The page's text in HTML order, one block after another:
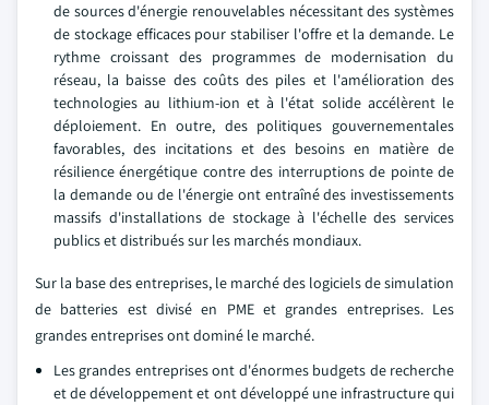
de sources d'énergie renouvelables nécessitant des systèmes
de stockage efficaces pour stabiliser l'offre et la demande. Le
rythme croissant des programmes de modernisation du
réseau, la baisse des coûts des piles et l'amélioration des
technologies au lithium-ion et à l'état solide accélèrent le
déploiement. En outre, des politiques gouvernementales
favorables, des incitations et des besoins en matière de
résilience énergétique contre des interruptions de pointe de
la demande ou de l'énergie ont entraîné des investissements
massifs d'installations de stockage à l'échelle des services
publics et distribués sur les marchés mondiaux.
Sur la base des entreprises, le marché des logiciels de simulation
de batteries est divisé en PME et grandes entreprises. Les
grandes entreprises ont dominé le marché.
Les grandes entreprises ont d'énormes budgets de recherche
et de développement et ont développé une infrastructure qui